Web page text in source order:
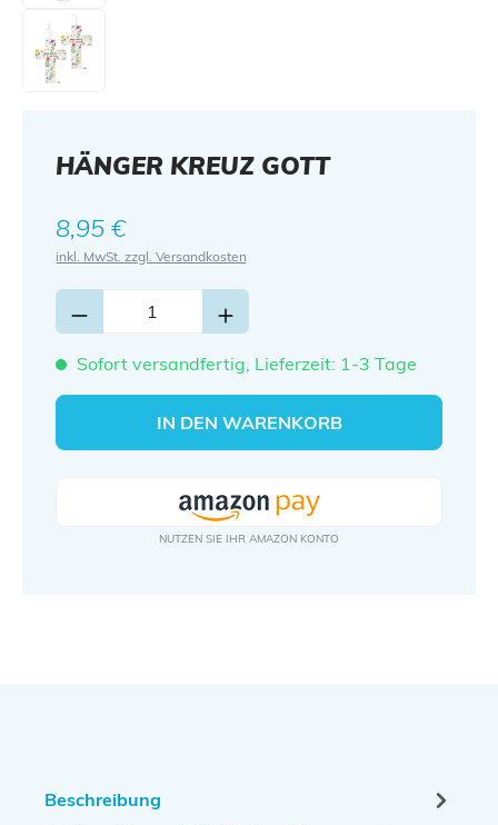
HÄNGER KREUZ GOTT
Regulärer Preis:
8,95 €
inkl. MwSt. zzgl. Versandkosten
Sofort versandfertig, Lieferzeit: 1-3 Tage
IN DEN WARENKORB
Beschreibung